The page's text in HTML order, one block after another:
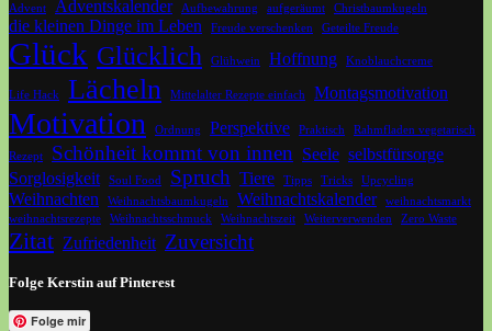
Advent Adventskalender Aufbewahrung aufgeräumt Christbaumkugeln
die kleinen Dinge im Leben Freude verschenken Geteilte Freude
Glück Glücklich Glühwein Hoffnung Knoblauchcreme
Life Hack Lächeln Mittelalter Rezepte einfach Montagsmotivation
Motivation Ordnung Perspektive Praktisch Rahmfladen vegetarisch
Rezept Schönheit kommt von innen Seele selbstfürsorge
Sorglosigkeit
Soul Food Spruch Tiere Tipps Tricks Upcycling
Weihnachten Weihnachtsbaumkugeln Weihnachtskalender
weihnachtsmarkt
weihnachtsrezepte
Weihnachtsschmuck Weihnachtszeit Weiterverwenden Zero Waste
Zitat Zufriedenheit Zuversicht
Folge Kerstin auf Pinterest
Folge mir